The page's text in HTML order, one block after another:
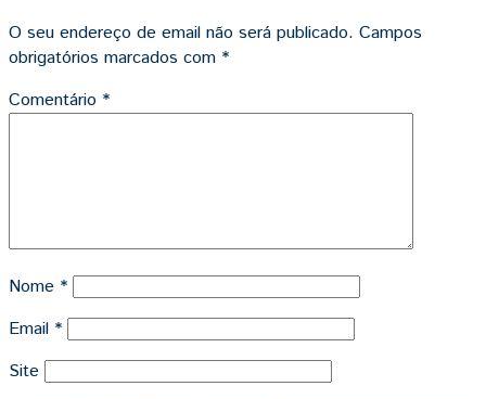
O seu endereço de email não será publicado. Campos
obrigatórios marcados com *
Comentário *
Nome *
Email *
Site